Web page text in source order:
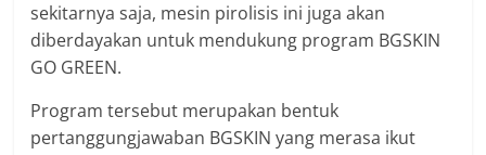
sekitarnya saja, mesin pirolisis ini juga akan
diberdayakan untuk mendukung program BGSKIN
GO GREEN.
Program tersebut merupakan bentuk
pertanggungjawaban BGSKIN yang merasa ikut